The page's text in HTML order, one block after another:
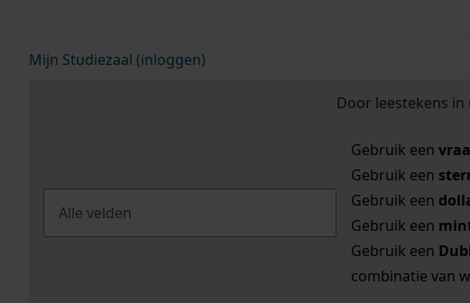
Mijn Studiezaal (inloggen)
Door leestekens
Gebruik een
Gebruik een
Gebruik een
Gebruik een
Gebruik een
combinatie van